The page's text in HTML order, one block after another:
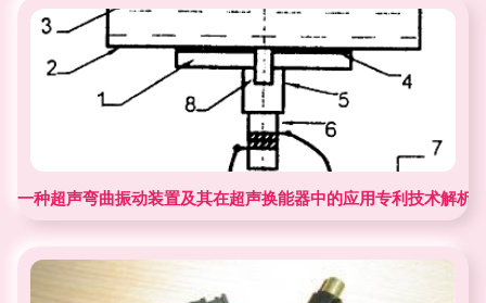
一种超声弯曲振动装置及其在超声换能器中的应用专利技术解析